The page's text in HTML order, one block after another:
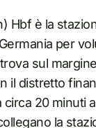
Hbf è la
per
sul
il distretto
circa 20 minuti
la